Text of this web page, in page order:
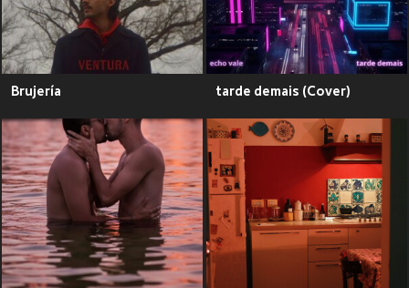
Brujería tarde demais (Cover)